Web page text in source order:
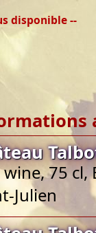
disponible --
wine, 75
Julien